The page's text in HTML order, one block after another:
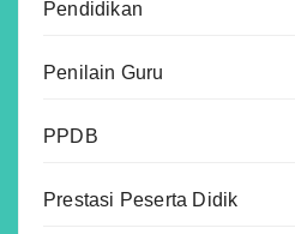
Pendidikan
Penilain Guru
PPDB
Prestasi Peserta Didik